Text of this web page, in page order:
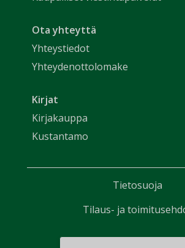
Ota yhteyttä
Yhteystiedot
Yhteydenottolomake
Kirjat
Kirjakauppa
Kustantamo
Tietosuoja
Tilaus- ja